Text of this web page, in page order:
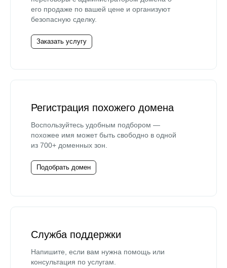
его продаже по вашей цене и организуют
безопасную сделку.
Заказать услугу
Регистрация похожего домена
Воспользуйтесь удобным подбором —
похожее имя может быть свободно в одной
из 700+ доменных зон.
Подобрать домен
Служба поддержки
Напишите, если вам нужна помощь или
консультация по услугам.